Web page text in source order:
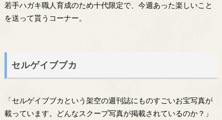
若手ハガキ職人育成のため十代限定で、今週あった楽しいこと
を送って貰うコーナー。
セルゲイブブカ
「セルゲイブブカという架空の週刊誌にものすごいお宝写真が
載っています。どんなスクープ写真が掲載されているのか？」